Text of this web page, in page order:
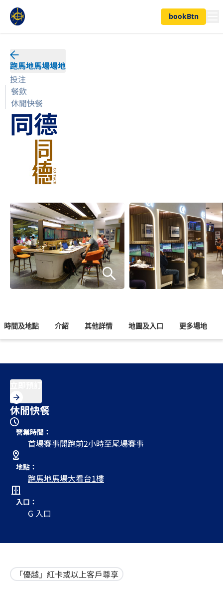
bookBtn
跑馬地馬場場地
投注
餐飲
休閒快餐
同德
時間及地點 介紹 其他詳情 地圖及入口 更多場地
立即預訂
休閒快餐
營業時間：
首場賽事開跑前2小時至尾場賽事
地點：
跑馬地馬場大看台1樓
入口：
G 入口
「優越」紅卡或以上客戶尊享